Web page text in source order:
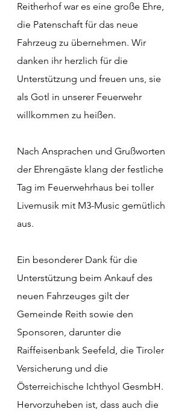
Reitherhof war es eine große Ehre,
die Patenschaft für das neue
Fahrzeug zu übernehmen. Wir
danken ihr herzlich für die
Unterstützung und freuen uns, sie
als Gotl in unserer Feuerwehr
willkommen zu heißen.
Nach Ansprachen und Grußworten
der Ehrengäste klang der festliche
Tag im Feuerwehrhaus bei toller
Livemusik mit M3-Music gemütlich
aus.
Ein besonderer Dank für die
Unterstützung beim Ankauf des
neuen Fahrzeuges gilt der
Gemeinde Reith sowie den
Sponsoren, darunter die
Raiffeisenbank Seefeld, die Tiroler
Versicherung und die
Österreichische Ichthyol GesmbH.
Hervorzuheben ist, dass auch die